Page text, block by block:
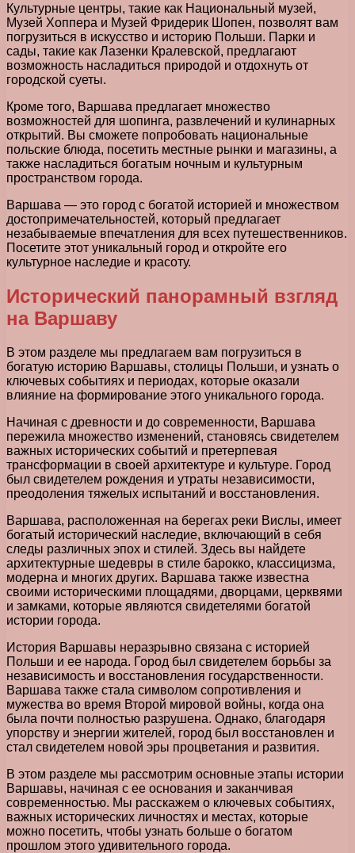
Культурные центры, такие как Национальный музей,
Музей Хоппера и Музей Фридерик Шопен, позволят вам
погрузиться в искусство и историю Польши. Парки и
сады, такие как Лазенки Кралевской, предлагают
возможность насладиться природой и отдохнуть от
городской суеты.
Кроме того, Варшава предлагает множество
возможностей для шопинга, развлечений и кулинарных
открытий. Вы сможете попробовать национальные
польские блюда, посетить местные рынки и магазины, а
также насладиться богатым ночным и культурным
пространством города.
Варшава — это город с богатой историей и множеством
достопримечательностей, который предлагает
незабываемые впечатления для всех путешественников.
Посетите этот уникальный город и откройте его
культурное наследие и красоту.
Исторический панорамный взгляд
на Варшаву
В этом разделе мы предлагаем вам погрузиться в
богатую историю Варшавы, столицы Польши, и узнать о
ключевых событиях и периодах, которые оказали
влияние на формирование этого уникального города.
Начиная с древности и до современности, Варшава
пережила множество изменений, становясь свидетелем
важных исторических событий и претерпевая
трансформации в своей архитектуре и культуре. Город
был свидетелем рождения и утраты независимости,
преодоления тяжелых испытаний и восстановления.
Варшава, расположенная на берегах реки Вислы, имеет
богатый исторический наследие, включающий в себя
следы различных эпох и стилей. Здесь вы найдете
архитектурные шедевры в стиле барокко, классицизма,
модерна и многих других. Варшава также известна
своими историческими площадями, дворцами, церквями
и замками, которые являются свидетелями богатой
истории города.
История Варшавы неразрывно связана с историей
Польши и ее народа. Город был свидетелем борьбы за
независимость и восстановления государственности.
Варшава также стала символом сопротивления и
мужества во время Второй мировой войны, когда она
была почти полностью разрушена. Однако, благодаря
упорству и энергии жителей, город был восстановлен и
стал свидетелем новой эры процветания и развития.
В этом разделе мы рассмотрим основные этапы истории
Варшавы, начиная с ее основания и заканчивая
современностью. Мы расскажем о ключевых событиях,
важных исторических личностях и местах, которые
можно посетить, чтобы узнать больше о богатом
прошлом этого удивительного города.